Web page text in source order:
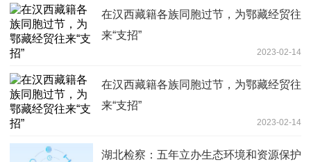
在汉西藏籍各族同胞过节，为鄂藏经贸往
来“支招”
2023-02-14
在汉西藏籍各族同胞过节，为鄂藏经贸往
来“支招”
2023-02-14
湖北检察：五年立办生态环境和资源保护